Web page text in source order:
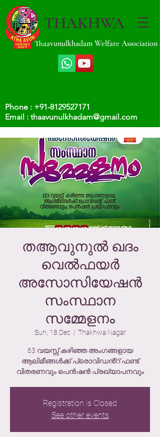
THAKHWA
Thaavunulkhadam Welfare Association
Phone : +91-8129527171
Email : thaavunulkhadam@gmail.com
തആവുനുൽ ഖദം
വെൽഫയർ
അസോസിയേഷൻ
സംസ്ഥാന
സമ്മേളനം
Sun, 18 Dec
  |
Thakhwa Nagar
63 വയസ്സ് കഴിഞ്ഞ അംഗങ്ങളായ
ആലിമീങ്ങൾക്ക് പ്രൊവിഡൻ്റ് ഫണ്ട്
വിതരണവും പെൻഷൻ പ്രഖ്യാപനവും
Registration is Closed
See other events